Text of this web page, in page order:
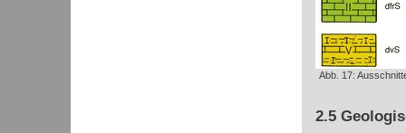
Abb. 17:
2.5